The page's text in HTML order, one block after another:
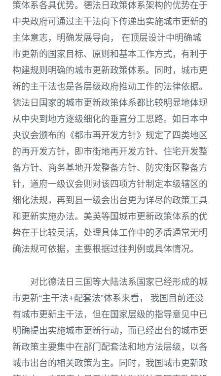
策体系各具优势。德法日政策体系架构的优势在于
中央政府可通过主干法向下传递出实施城市更新的
主体意志，明确发展导向， 在顶层设计中明确城
市更新的国家目标、原则和基本工作方式，有利于
构建规则明确的城市更新政策体系。同时，城市更
新的主干法也是各层级政府推动工作的法律依据。
德法日国家的城市更新政策体系都比较明显地体现
从中央到地方逐级细化的垂直分工思路。如日本中
央议会颁布的《都市再开发方针》规定了四类地区
的再开发方针，即市街地再开发方针、住宅开发整
备方针、商务基地开发整备方针、防灾街区整备方
针，道府一级议会则对该四项方针制定本级辖区的
细化法规，再到县一级会出台更为详尽的政策工具
和更新实施办法。美英等国城市更新政策体系的优
势在于比较灵活，处理具体工作中的矛盾通常无明
确法规可依据，主要根据过往判例或具体情况。
对比德法日三国等大陆法系国家已经形成的城
市更新“主干法+配套法”体系来看， 我国目前还没
有城市更新主干法，但在国家层级的指导意见中已
明确提出实施城市更新行动，而已经出台的城市更
新政策主要集中在部门配套法和地方法层级，以各
城市出台的相关政策为主。同时，我国城市更新政